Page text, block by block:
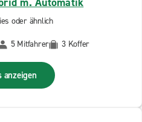
oder ähnlich
5 Mitfahrer 3 Koffer
anzeigen